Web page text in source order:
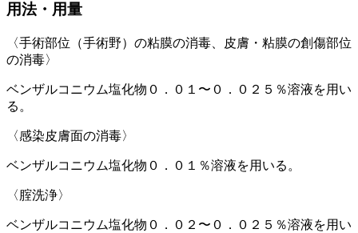
用法・用量
〈手術部位（手術野）の粘膜の消毒、皮膚・粘膜の創傷部位
の消毒〉
ベンザルコニウム塩化物０．０１〜０．０２５％溶液を用い
る。
〈感染皮膚面の消毒〉
ベンザルコニウム塩化物０．０１％溶液を用いる。
〈腟洗浄〉
ベンザルコニウム塩化物０．０２〜０．０２５％溶液を用い